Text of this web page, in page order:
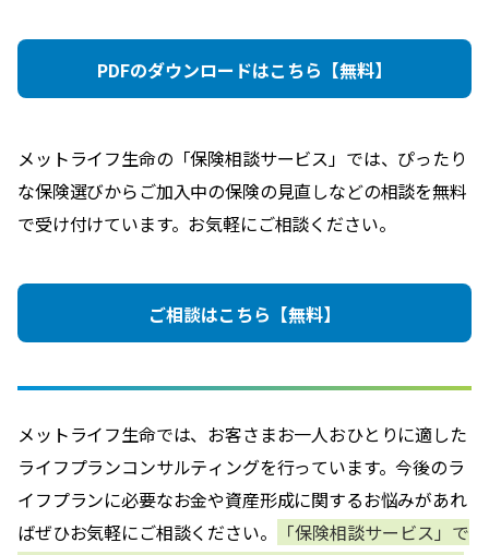
PDFのダウンロードはこちら【無料】
メットライフ生命の「保険相談サービス」では、ぴったり
な保険選びからご加入中の保険の見直しなどの相談を無料
で受け付けています。お気軽にご相談ください。
ご相談はこちら【無料】
メットライフ生命では、お客さまお一人おひとりに適した
ライフプランコンサルティングを行っています。今後のラ
イフプランに必要なお金や資産形成に関するお悩みがあれ
ばぜひお気軽にご相談ください。
「保険相談サービス」で